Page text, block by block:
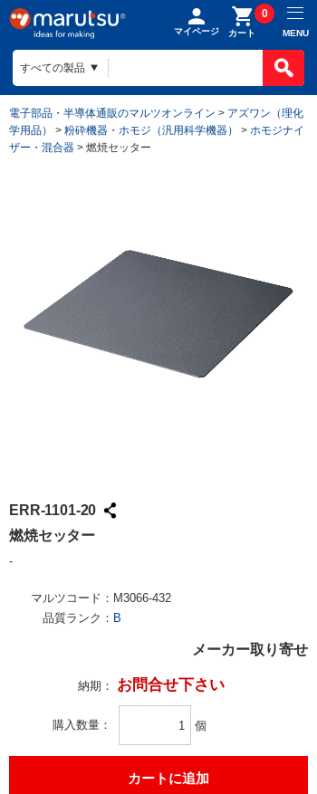
マイページ カート
0
MENU
電子部品・半導体通販のマルツオンライン > アズワン（理化
学用品）
> 粉砕機器・ホモジ（汎用科学機器） > ホモジナイ
ザー・混合器 > 燃焼セッター
ERR-1101-20
燃焼セッター
-
マルツコード： M3066-432
品質ランク： B
メーカー取り寄せ
納期： お問合せ下さい
購入数量 個